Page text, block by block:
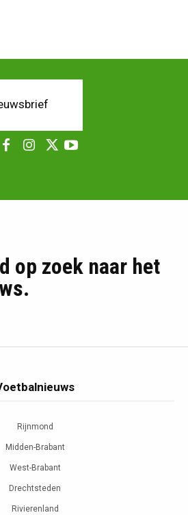
op zoek naar het
Rijnmond
Midden-Brabant
West-Brabant
Drechtsteden
Rivierenland